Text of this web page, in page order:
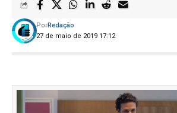
27 de maio de 2019 17:12
PorRedação